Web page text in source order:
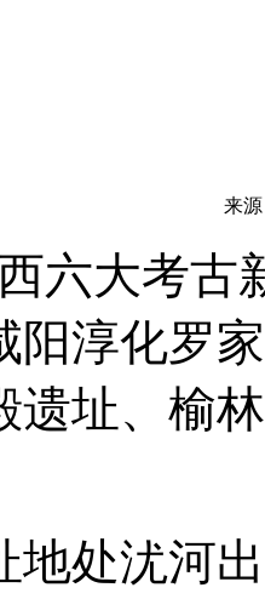
来
六大考
阳淳化罗
遗址、榆
地处沋河